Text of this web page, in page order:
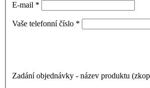
E-mail *
Vaše telefonní číslo *
Zadání objednávky - název produktu